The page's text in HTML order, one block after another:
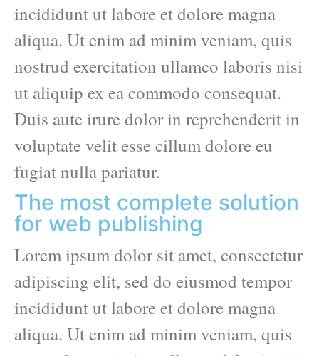
incididunt ut labore et dolore magna
aliqua. Ut enim ad minim veniam, quis
nostrud exercitation ullamco laboris nisi
ut aliquip ex ea commodo consequat.
Duis aute irure dolor in reprehenderit in
voluptate velit esse cillum dolore eu
fugiat nulla pariatur.
The most complete solution
for web publishing
Lorem ipsum dolor sit amet, consectetur
adipiscing elit, sed do eiusmod tempor
incididunt ut labore et dolore magna
aliqua. Ut enim ad minim veniam, quis